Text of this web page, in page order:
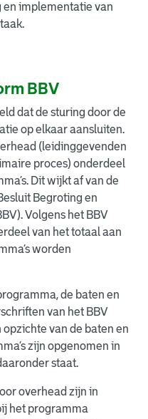
en implementatie van
BBV
dat de sturing door de
op elkaar aansluiten.
(leidinggevenden
proces) onderdeel
Dit wijkt af van de
Begroting en
Volgens het BBV
van het totaal aan
worden
de baten en
van het BBV
van de baten en
zijn opgenomen in
staat.
overhead zijn in
het programma